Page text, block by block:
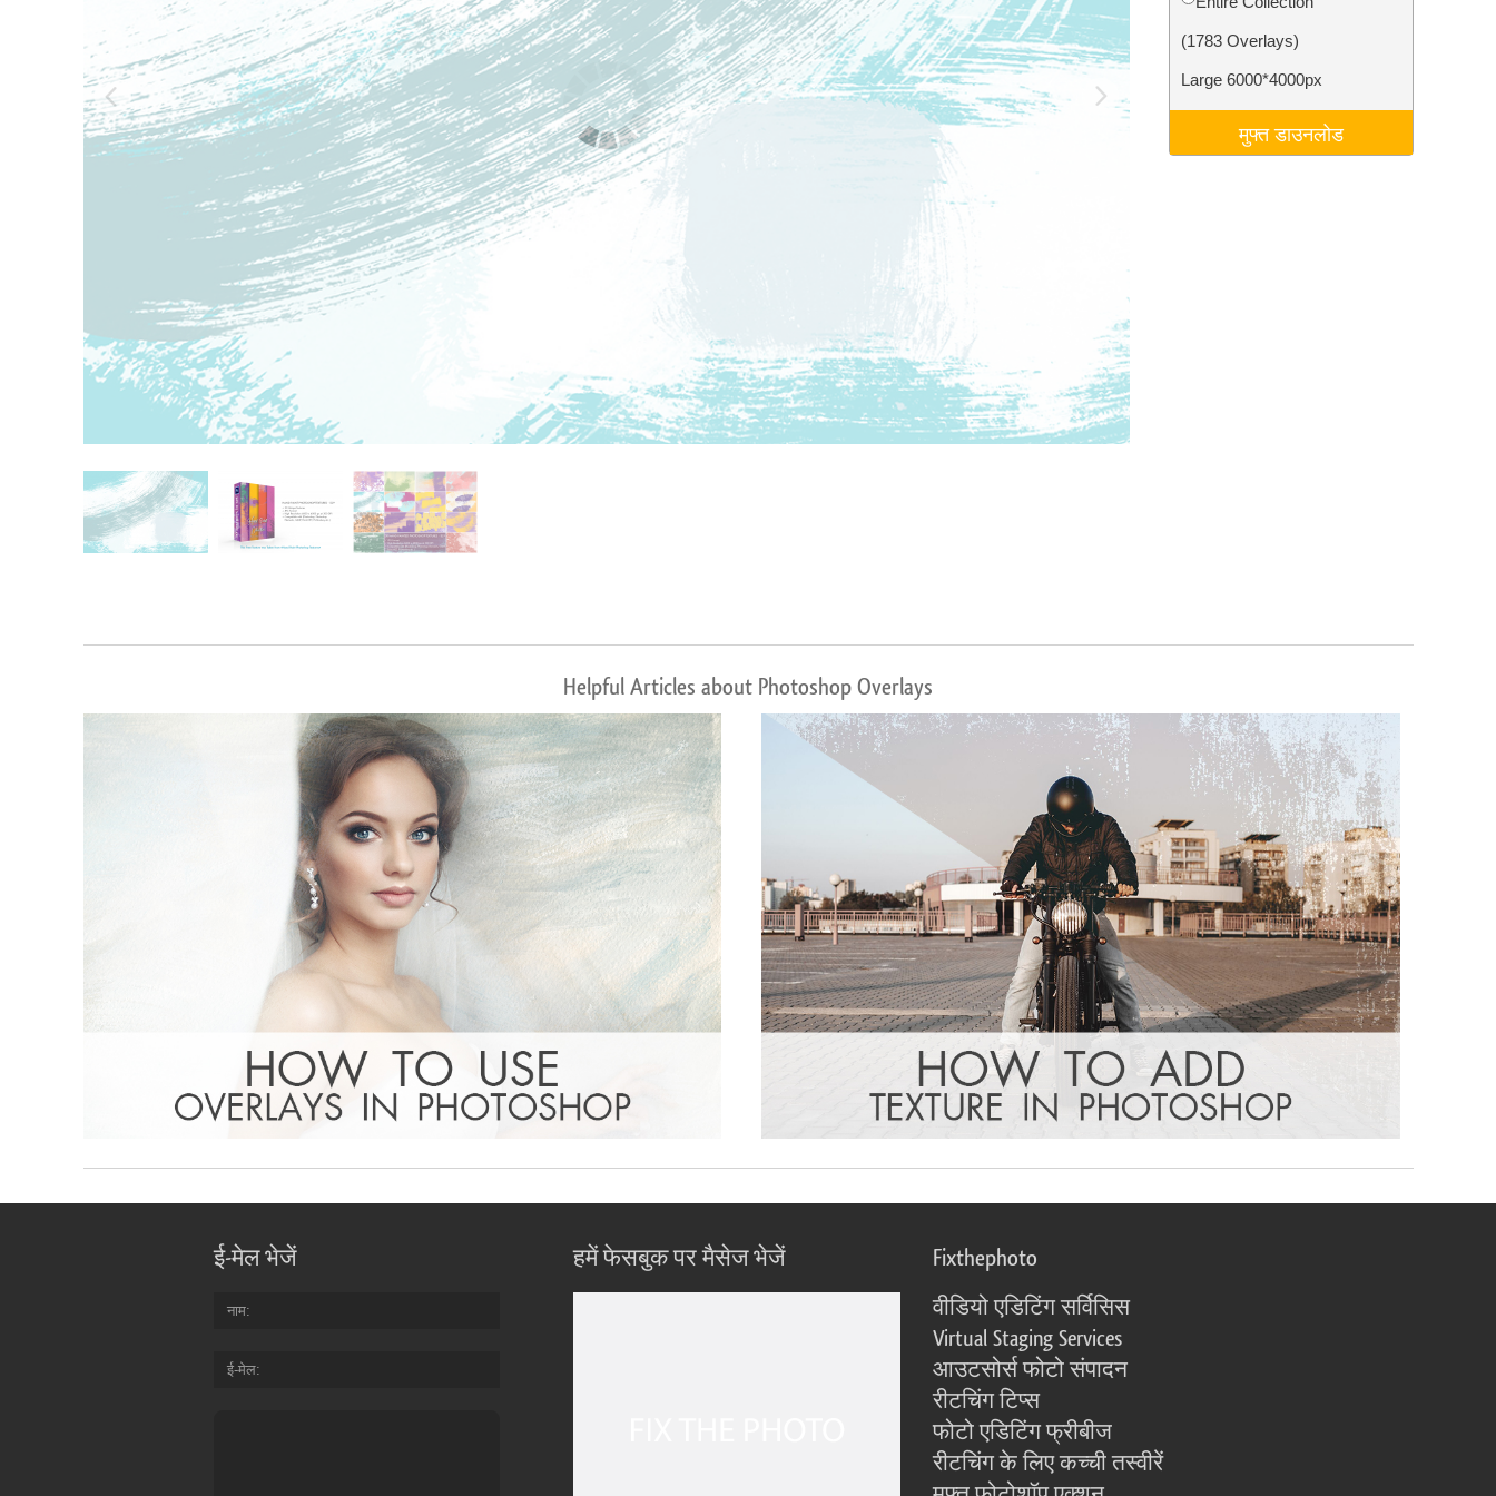
उत्पाद सुधार सेवाएं ज्वैलरी रीटचिंग सर्विसेज एआई प्रशिक्षण डेटा Video Editing Services
(1783 Overlays)
Large 6000*4000px
मुफ्त डाउनलोड
Helpful Articles about Photoshop Overlays
ई-मेल भेजें
नाम
ई-मेल
हमें फेसबुक पर मैसेज भेजें Fixthephoto
वीडियो एडिटिंग सर्विसिस
Virtual Staging Services
आउटसोर्स फोटो संपादन
रीटचिंग टिप्स
फोटो एडिटिंग फ्रीबीज
रीटचिंग के लिए कच्ची तस्वीरें